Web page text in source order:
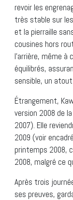
revoir les
très stable sur
et la pierraille
cousines hors
l’arrière, même
équilibrés,
sensible, un
Étrangement,
version 2008 de
2007). Elle
2009 (voir
printemps 2008,
2008, malgré ce
Après trois
ses preuves,